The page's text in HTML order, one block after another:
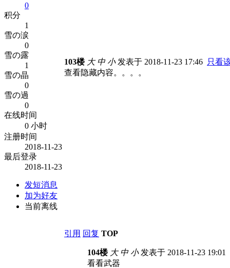
0
积分
1
雪の涙
0
雪の露
1
雪の晶
0
雪の過
0
在线时间
0 小时
注册时间
2018-11-23
最后登录
2018-11-23
发短消息
加为好友
当前离线
103楼 大 中 小发表于 2018-11-23 17:46 只看
查看隐藏内容。。。。
引用 回复 TOP
104楼 大 中 小发表于 2018-11-23 19:01
看看武器